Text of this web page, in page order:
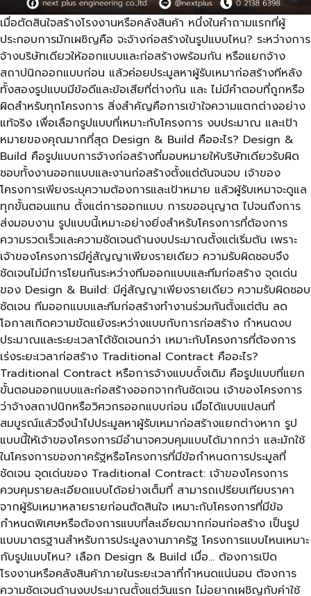
เมื่อตัดสินใจสร้างโรงงานหรือคลังสินค้า หนึ่งในคำถามแรกที่ผู้
ประกอบการมักเผชิญคือ จะจ้างก่อสร้างในรูปแบบไหน? ระหว่างการ
จ้างบริษัทเดียวให้ออกแบบและก่อสร้างพร้อมกัน หรือแยกจ้าง
สถาปนิกออกแบบก่อน แล้วค่อยประมูลหาผู้รับเหมาก่อสร้างทีหลัง
ทั้งสองรูปแบบมีข้อดีและข้อเสียที่ต่างกัน และ ไม่มีคำตอบที่ถูกหรือ
ผิดสำหรับทุกโครงการ สิ่งสำคัญคือการเข้าใจความแตกต่างอย่าง
แท้จริง เพื่อเลือกรูปแบบที่เหมาะกับโครงการ งบประมาณ และเป้า
หมายของคุณมากที่สุด Design & Build คืออะไร? Design &
Build คือรูปแบบการจ้างก่อสร้างที่มอบหมายให้บริษัทเดียวรับผิด
ชอบทั้งงานออกแบบและงานก่อสร้างตั้งแต่ต้นจนจบ เจ้าของ
โครงการเพียงระบุความต้องการและเป้าหมาย แล้วผู้รับเหมาจะดูแล
ทุกขั้นตอนแทน ตั้งแต่การออกแบบ การขออนุญาต ไปจนถึงการ
ส่งมอบงาน รูปแบบนี้เหมาะอย่างยิ่งสำหรับโครงการที่ต้องการ
ความรวดเร็วและความชัดเจนด้านงบประมาณตั้งแต่เริ่มต้น เพราะ
เจ้าของโครงการมีคู่สัญญาเพียงรายเดียว ความรับผิดชอบจึง
ชัดเจนไม่มีการโยนกันระหว่างทีมออกแบบและทีมก่อสร้าง จุดเด่น
ของ Design & Build: มีคู่สัญญาเพียงรายเดียว ความรับผิดชอบ
ชัดเจน ทีมออกแบบและทีมก่อสร้างทำงานร่วมกันตั้งแต่ต้น ลด
โอกาสเกิดความขัดแย้งระหว่างแบบกับการก่อสร้าง กำหนดงบ
ประมาณและระยะเวลาได้ชัดเจนกว่า เหมาะกับโครงการที่ต้องการ
เร่งระยะเวลาก่อสร้าง Traditional Contract คืออะไร?
Traditional Contract หรือการจ้างแบบดั้งเดิม คือรูปแบบที่แยก
ขั้นตอนออกแบบและก่อสร้างออกจากกันชัดเจน เจ้าของโครงการ
ว่าจ้างสถาปนิกหรือวิศวกรออกแบบก่อน เมื่อได้แบบแปลนที่
สมบูรณ์แล้วจึงนำไปประมูลหาผู้รับเหมาก่อสร้างแยกต่างหาก รูป
แบบนี้ให้เจ้าของโครงการมีอำนาจควบคุมแบบได้มากกว่า และมักใช้
ในโครงการของภาครัฐหรือโครงการที่มีข้อกำหนดการประมูลที่
ชัดเจน จุดเด่นของ Traditional Contract: เจ้าของโครงการ
ควบคุมรายละเอียดแบบได้อย่างเต็มที่ สามารถเปรียบเทียบราคา
จากผู้รับเหมาหลายรายก่อนตัดสินใจ เหมาะกับโครงการที่มีข้อ
กำหนดพิเศษหรือต้องการแบบที่ละเอียดมากก่อนก่อสร้าง เป็นรูป
แบบมาตรฐานสำหรับการประมูลงานภาครัฐ โครงการแบบไหนเหมาะ
กับรูปแบบไหน? เลือก Design & Build เมื่อ… ต้องการเปิด
โรงงานหรือคลังสินค้าภายในระยะเวลาที่กำหนดแน่นอน ต้องการ
ความชัดเจนด้านงบประมาณตั้งแต่วันแรก ไม่อยากเผชิญกับค่าใช้